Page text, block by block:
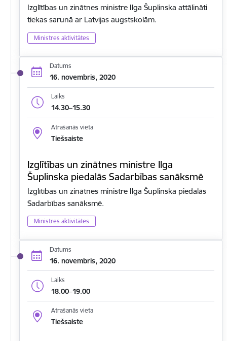
Izglītības un zinātnes ministre Ilga Šuplinska attālināti
tiekas sarunā ar Latvijas augstskolām.
Ministres aktivitātes
Datums
16. novembris, 2020
Laiks
14.30–15.30
Atrašanās vieta
Tiešsaiste
Izglītības un zinātnes ministre Ilga
Šuplinska piedalās Sadarbības sanāksmē
Izglītības un zinātnes ministre Ilga Šuplinska piedalās
Sadarbības sanāksmē.
Ministres aktivitātes
Datums
16. novembris, 2020
Laiks
18.00–19.00
Atrašanās vieta
Tiešsaiste